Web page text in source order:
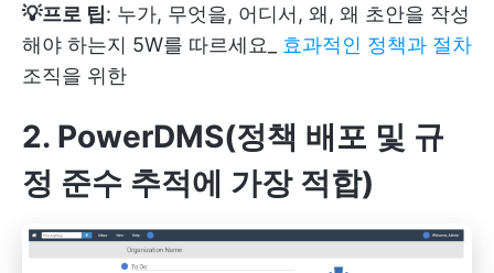
💡프로 팁: 누가, 무엇을, 어디서, 왜, 왜 초안을 작성
해야 하는지 5W를 따르세요_ 효과적인 정책과 절차
조직을 위한
2. PowerDMS(정책 배포 및 규
정 준수 추적에 가장 적합)